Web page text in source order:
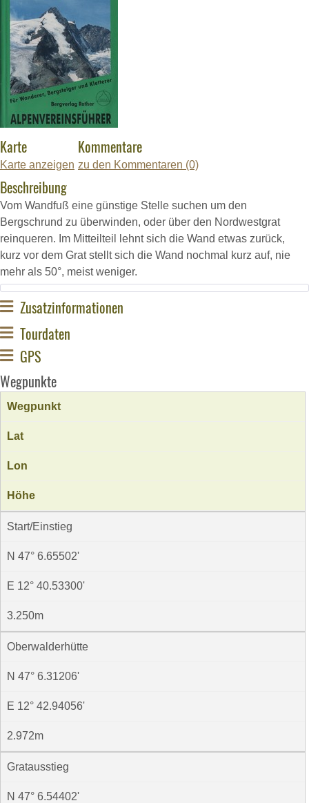
Karte
Karte anzeigen
Kommentare
zu den Kommentaren (0)
Beschreibung
Vom Wandfuß eine günstige Stelle suchen um den
Bergschrund zu überwinden, oder über den Nordwestgrat
reinqueren. Im Mitteilteil lehnt sich die Wand etwas zurück,
kurz vor dem Grat stellt sich die Wand nochmal kurz auf, nie
mehr als 50°, meist weniger.
Zusatzinformationen
Tourdaten
GPS
Wegpunkte
Wegpunkt
Lat
Lon
Höhe
Start/Einstieg
N 47° 6.65502'
E 12° 40.53300'
3.250m
Oberwalderhütte
N 47° 6.31206'
E 12° 42.94056'
2.972m
Gratausstieg
N 47° 6.54402'